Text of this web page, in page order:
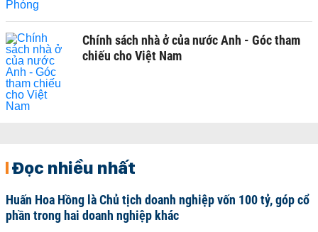
Chính sách nhà ở của nước Anh - Góc tham
chiếu cho Việt Nam
Đọc nhiều nhất
Huấn Hoa Hồng là Chủ tịch doanh nghiệp vốn 100 tỷ, góp cổ
phần trong hai doanh nghiệp khác